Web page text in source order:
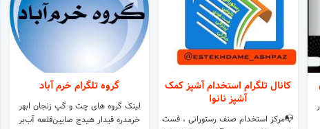
کانال تلگرام استخدام آشپز کمک
آشپز نانوا
📭مرکز استخدام صنف رستورانی ، فست
گروه تلگرام خرم آباد
لینک گروه های چت و گپ زنجان ابهر
خرمدره قیدار هیدج صایین‌قلعه آب‌بر